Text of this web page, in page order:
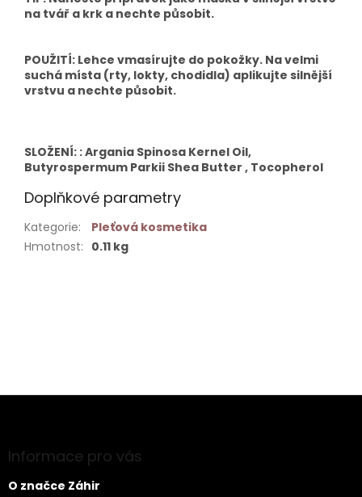
na tvář a krk a nechte působit.
POUŽITÍ: Lehce vmasírujte do pokožky. Na velmi
suchá místa (rty, lokty, chodidla) aplikujte silnější
vrstvu a nechte působit.
SLOŽENÍ: : Argania Spinosa Kernel Oil,
Butyrospermum Parkii Shea Butter , Tocopherol
Doplňkové parametry
Kategorie:
Pleťová kosmetika
Hmotnost: 0.11 kg
Z
aInformace pro vás
O značce Záhir